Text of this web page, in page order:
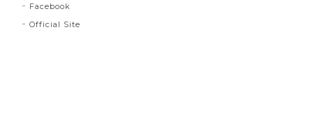
Facebook
Official Site